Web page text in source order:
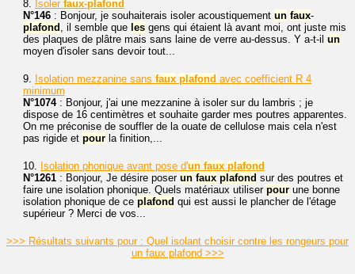
8. Isoler faux-plafond
N°146 : Bonjour, je souhaiterais isoler acoustiquement un faux-
plafond , il semble que les gens qui étaient là avant moi, ont juste mis
des plaques de plâtre mais sans laine de verre au-dessus. Y a-t-il un
moyen d'isoler sans devoir tout...
9. Isolation mezzanine sans faux plafond avec coefficient R 4
minimum
N°1074: Bonjour, j'ai une mezzanine à isoler sur du lambris ; je
dispose de 16 centimètres et souhaite garder mes poutres apparentes.
On me préconise de souffler de la ouate de cellulose mais cela n'est
pas rigide et pour la finition,...
10. Isolation phonique avant pose d'un faux plafond
N°1261 : Bonjour, Je désire poser un faux plafond sur des poutres et
faire une isolation phonique. Quels matériaux utiliser pour une bonne
isolation phonique de ce plafond qui est aussi le plancher de l'étage
supérieur ? Merci de vos...
>>> Résultats suivants pour : Quel isolant choisir contre les rongeurs pour
un faux plafond >>>